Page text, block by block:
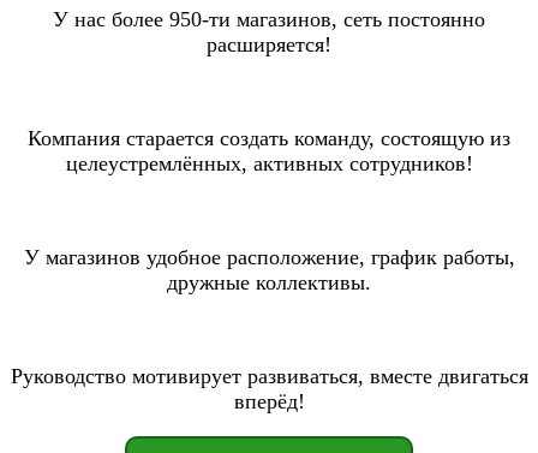
У нас более 950-ти магазинов, сеть постоянно
расширяется!
Компания старается создать команду, состоящую из
целеустремлённых, активных сотрудников!
У магазинов удобное расположение, график работы,
дружные коллективы.
Руководство мотивирует развиваться, вместе двигаться
вперёд!